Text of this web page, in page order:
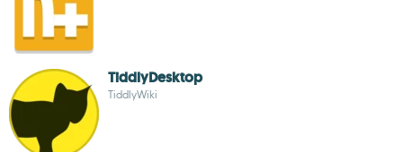
TiddlyDesktop
TiddlyWiki